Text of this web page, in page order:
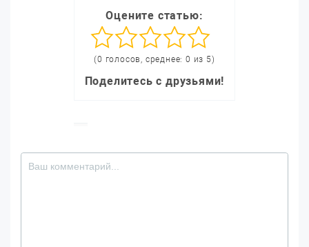
Оцените статью:
(0 голосов, среднее: 0 из 5)
Поделитесь с друзьями!